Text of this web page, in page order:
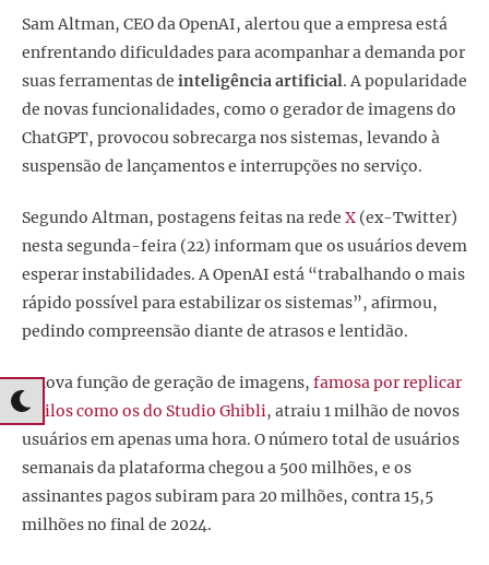
Sam Altman, CEO da OpenAI, alertou que a empresa está
enfrentando dificuldades para acompanhar a demanda por
suas ferramentas de inteligência artificial. A popularidade
de novas funcionalidades, como o gerador de imagens do
ChatGPT, provocou sobrecarga nos sistemas, levando à
suspensão de lançamentos e interrupções no serviço.
Segundo Altman, postagens feitas na rede X (ex-Twitter)
nesta segunda-feira (22) informam que os usuários devem
esperar instabilidades. A OpenAI está “trabalhando o mais
rápido possível para estabilizar os sistemas”, afirmou,
pedindo compreensão diante de atrasos e lentidão.
A nova função de geração de imagens, famosa por replicar
estilos como os do Studio Ghibli, atraiu 1 milhão de novos
usuários em apenas uma hora. O número total de usuários
semanais da plataforma chegou a 500 milhões, e os
assinantes pagos subiram para 20 milhões, contra 15,5
milhões no final de 2024.